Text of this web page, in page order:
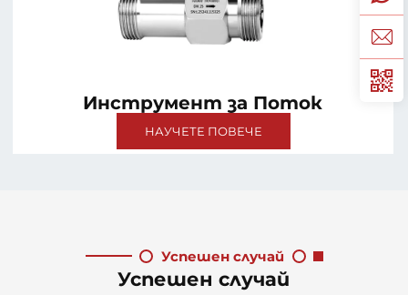
Инструмент за Поток
НАУЧЕТЕ ПОВЕЧЕ
Успешен случай
Успешен случай